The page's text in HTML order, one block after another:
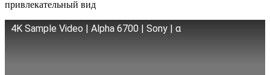
привлекательный вид
4K Sample Video | Alpha 6700 | Sony | α